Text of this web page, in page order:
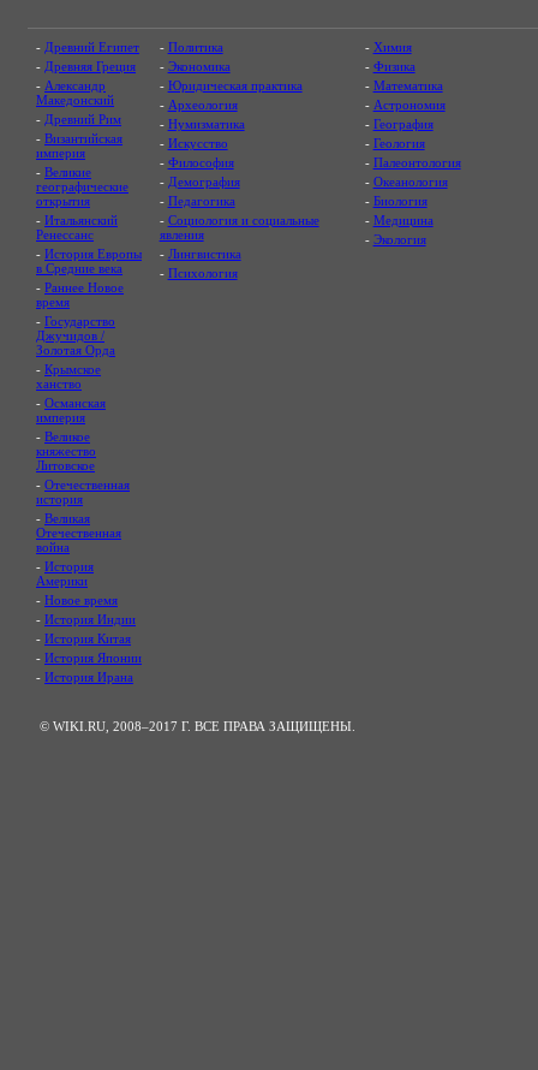
- Древний Египет
- Древняя Греция
- Александр
Македонский
- Древний Рим
- Византийская
империя
- Великие
географические
открытия
- Итальянский
Ренессанс
- История Европы
в Средние века
- Раннее Новое
время
- Государство
Джучидов /
Золотая Орда
- Крымское
ханство
- Османская
империя
- Великое
княжество
Литовское
- Отечественная
история
- Великая
Отечественная
война
- История
Америки
- Новое время
- История Индии
- История Китая
- История Японии
- История Ирана
- Политика
- Экономика
- Юридическая практика
- Археология
- Нумизматика
- Искусство
- Философия
- Демография
- Педагогика
- Социология и социальные
явления
- Лингвистика
- Психология
- Химия
- Физика
- Математика
- Астрономия
- География
- Геология
- Палеонтология
- Океанология
- Биология
- Медицина
- Экология
© WIKI.RU, 2008–2017 Г. ВСЕ ПРАВА ЗАЩИЩЕНЫ.